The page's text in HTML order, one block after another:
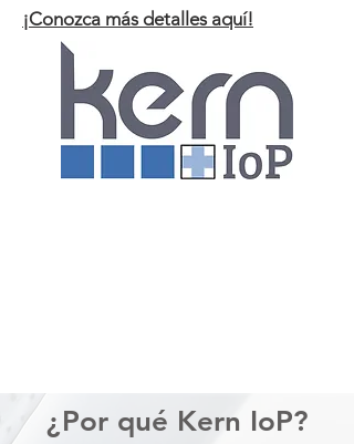
¡Conozca más detalles aquí!
¿Por qué Kern IoP?